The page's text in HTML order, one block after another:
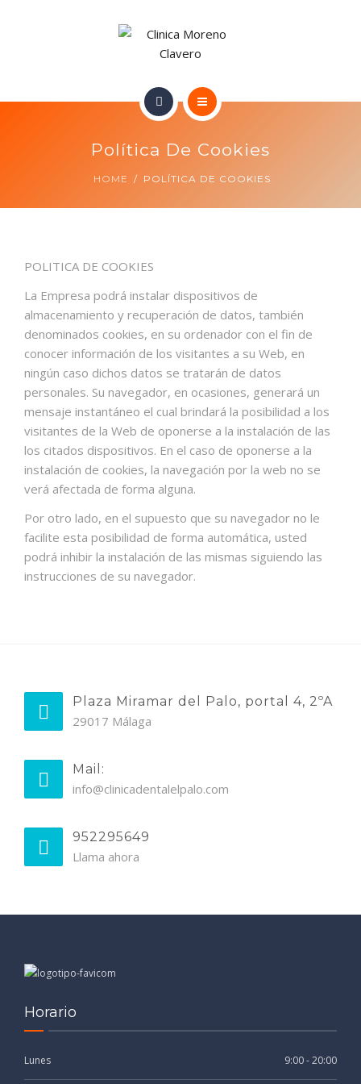
Política De Cookies
HOME POLÍTICA DE COOKIES
POLITICA DE COOKIES
La Empresa podrá instalar dispositivos de
almacenamiento y recuperación de datos, también
denominados cookies, en su ordenador con el fin de
conocer información de los visitantes a su Web, en
ningún caso dichos datos se tratarán de datos
personales. Su navegador, en ocasiones, generará un
mensaje instantáneo el cual brindará la posibilidad a los
visitantes de la Web de oponerse a la instalación de las
los citados dispositivos. En el caso de oponerse a la
instalación de cookies, la navegación por la web no se
verá afectada de forma alguna.
Por otro lado, en el supuesto que su navegador no le
facilite esta posibilidad de forma automática, usted
podrá inhibir la instalación de las mismas siguiendo las
instrucciones de su navegador.
Plaza Miramar del Palo, portal 4, 2ºA
29017 Málaga
Mail:
info@clinicadentalelpalo.com
952295649
Llama ahora
Horario
Lunes 9:00 - 20:00